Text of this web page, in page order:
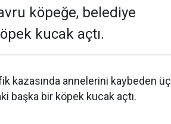
köpeğe, belediye
kucak açtı.
kazasında annelerini kaybeden üç
başka bir köpek kucak açtı.